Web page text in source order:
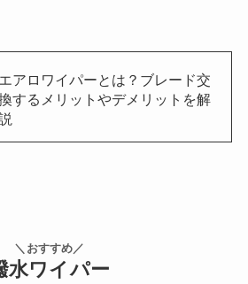
エアロワイパーとは？ブレード交
するメリットやデメリットを解
＼おすすめ／
水ワイパー